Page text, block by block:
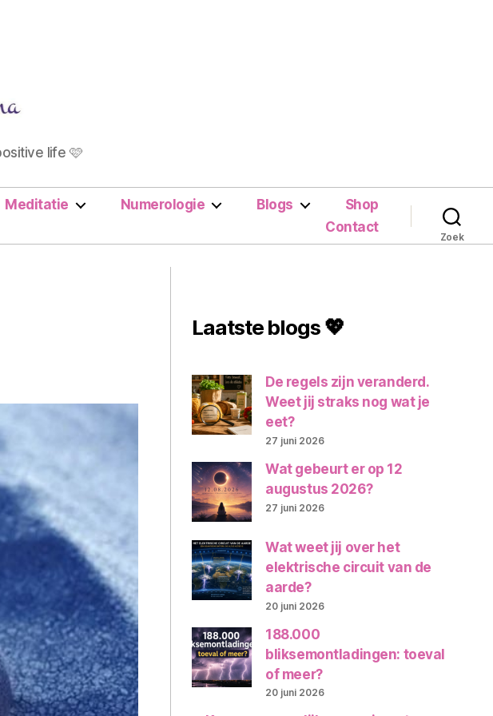
life 🩷
Meditatie Numerologie Blogs
Shop
Contact
Zoek
Laatste blogs 💖
De regels zijn veranderd.
Weet jij straks nog wat je
eet?
27 juni 2026
Wat gebeurt er op 12
augustus 2026?
27 juni 2026
Wat weet jij over het
elektrische circuit van de
aarde?
20 juni 2026
188.000
bliksemontladingen: toeval
of meer?
20 juni 2026